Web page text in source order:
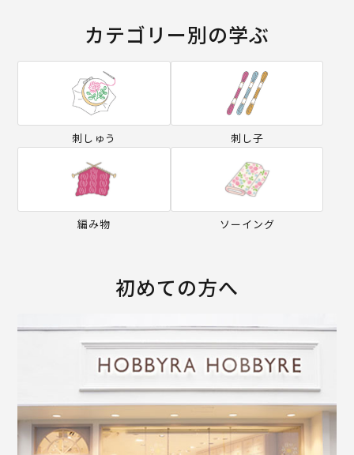
カテゴリー別の学ぶ
刺しゅう 刺し子
編み物 ソーイング
初めての方へ